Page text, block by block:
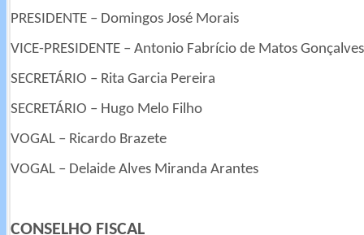
PRESIDENTE – Domingos José Morais
VICE-PRESIDENTE – Antonio Fabrício de Matos Gonçalves
SECRETÁRIO – Rita Garcia Pereira
SECRETÁRIO – Hugo Melo Filho
VOGAL – Ricardo Brazete
VOGAL – Delaide Alves Miranda Arantes
CONSELHO FISCAL